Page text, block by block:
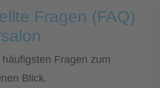
Fragen (FAQ)
Fragen zum
Blick.